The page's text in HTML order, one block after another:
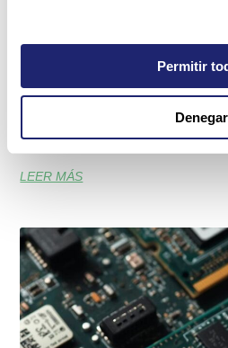
Permitir
Denegar
Derecho a reparar en
la infraestructura IT
La Directiva (UE) 2024/1799
reutilización y
eliminación prematura de
LEER MÁS